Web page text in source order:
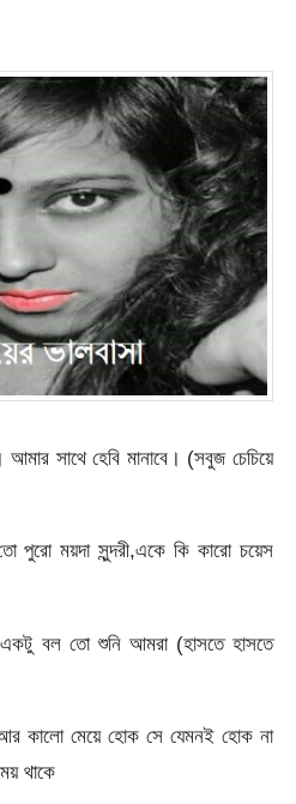
সাথে হেবি মানাবে। (সবুজ চেচিয়ে
ময়দা সুন্দরী,একে কি কারো চয়েস
বল তো শুনি আমরা (হাসতে হাসতে
কালো মেয়ে হোক সে যেমনই হোক না
থাকে